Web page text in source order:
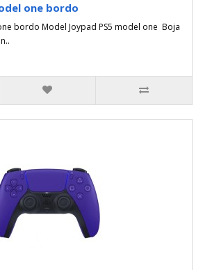
one bordo
bordo Model Joypad PS5 model one Boja